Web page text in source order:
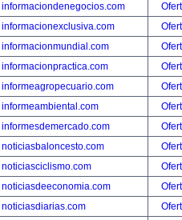
informaciondenegocios.com
informacionexclusiva.com
informacionmundial.com
informacionpractica.com
informeagropecuario.com
informeambiental.com
informesdemercado.com
noticiasbaloncesto.com
noticiasciclismo.com
noticiasdeeconomia.com
noticiasdiarias.com